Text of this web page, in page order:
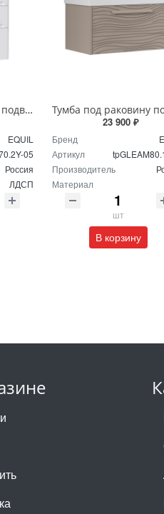
Тумба под раковину подвесная EQUIL Найс 70 см tpNICE70.2Y-05 белая
EQUIL
05
Россия
ЛДСП
23 900 ₽
Бренд
Артикул
Производитель
Материал
шт
В корзину